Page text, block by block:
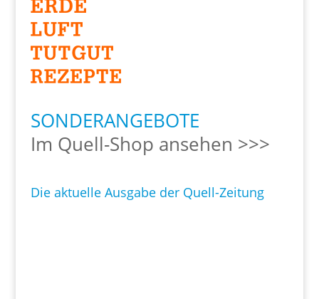
SONDERANGEBOTE
Im Quell-Shop ansehen >>>
Die aktuelle Ausgabe der Quell-Zeitung